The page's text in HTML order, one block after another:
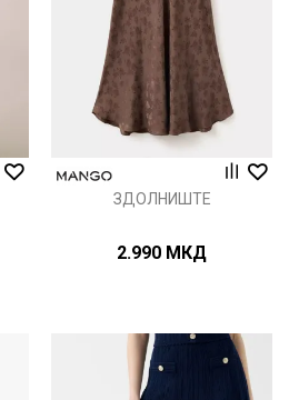
ЗДОЛНИШТЕ
2.990 МКД